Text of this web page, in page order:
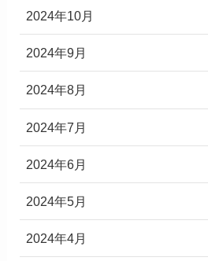
2024年10月
2024年9月
2024年8月
2024年7月
2024年6月
2024年5月
2024年4月